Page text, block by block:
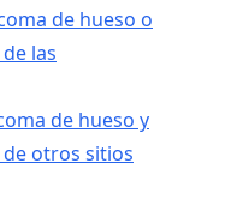
de hueso o
las
de hueso y
otros sitios